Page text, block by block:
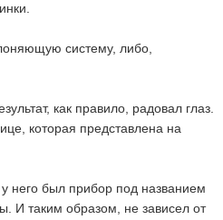
систему, либо,
как правило, радовал глаз.
которая представлена на
него был прибор под названием
И таким образом, не зависел от